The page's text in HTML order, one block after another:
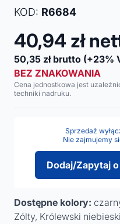
KOD: R6684
40,94 zł
50,35 zł brutto (+23%
BEZ ZNAKOWANIA
Cena jednostkowa jest
techniki nadruku.
Sprzedaż
Nie zajmujemy
Dodaj/Zapytaj
Dostępne kolory:
Zólty, Królewski niebieski